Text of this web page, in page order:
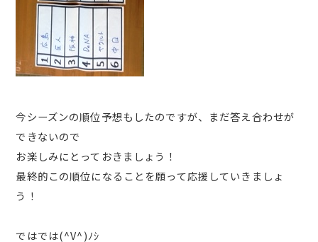
今シーズンの順位予想もしたのですが、まだ答え合わせが
できないので
お楽しみにとっておきましょう！
最終的この順位になることを願って応援していきましょ
う！
ではでは(^V^)ﾉｼ